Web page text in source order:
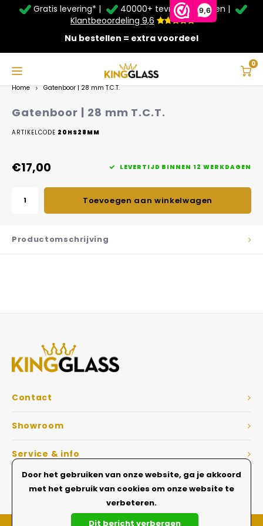
9,6
Service & Contact
Betaalmethoden
Garantie
Taal
Nederlands
Gratis levering* |
40000+ tevreden klanten |
Klantbeoordeling 9,6
Nu bestellen = extra voordeel
0
Zomer Deals: Tot 20% kortingop schuifwanden en
veranda's +€20extra kassa korting*
Home Gatenboor | 28 mm T.C.T.
Gatenboor | 28 mm T.C.T.
ARTIKELCODE 20HS28MM
€17,00 LEVERTIJD BINNEN 12 WERKDAGEN
Toevoegen aan winkelwagen
Productomschrijving
Contact
Showroom
Service & info
Dé Glazen wanden specialist
Door het gebruiken van onze website, ga je akkoord
met het gebruik van cookies om onze website te
verbeteren.
Dit bericht verbergen